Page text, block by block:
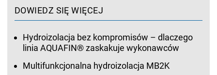
DOWIEDZ SIĘ WIĘCEJ
Hydroizolacja bez kompromisów – dlaczego
linia AQUAFIN® zaskakuje wykonawców
Multifunkcjonalna hydroizolacja MB2K